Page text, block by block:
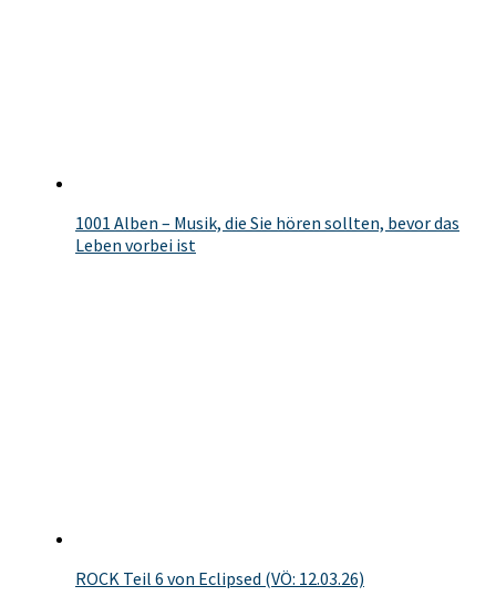
1001 Alben – Musik, die Sie hören sollten, bevor das
Leben vorbei ist
ROCK Teil 6 von Eclipsed (VÖ: 12.03.26)